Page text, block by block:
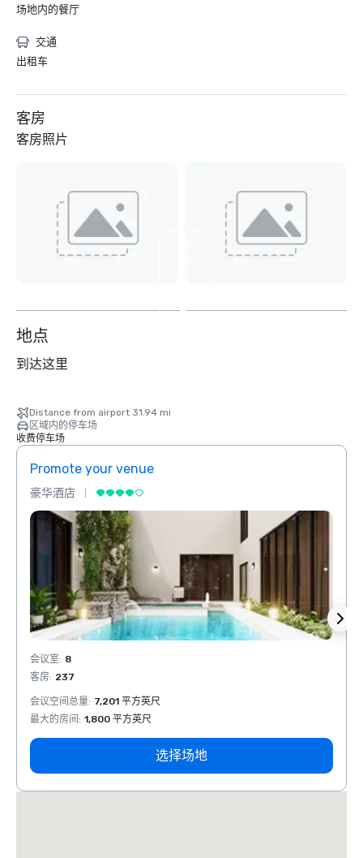
场地内的餐厅
交通
出租车
客房
客房照片
2
地点
到达这里
Distance from airport 31.94 mi
区域内的停车场
收费停车场
Promote your venue
豪华酒店
会议室: 8
客房: 237
会议空间总量: 7,201 平方英尺
最大的房间 : 1,800 平方英尺
选择场地